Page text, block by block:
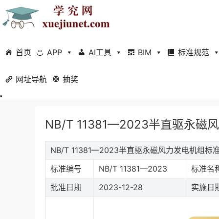
首页 APP AI工具 BIM 标准规范
网址导航 抽奖
当前位置：首页
NB/T 11381—2023半直驱永磁
NB/T 11381—2023半直驱永磁风力发电机组标
标准编号
NB/T 11381—2023
标准名
批准日期
2023-12-28 实施日